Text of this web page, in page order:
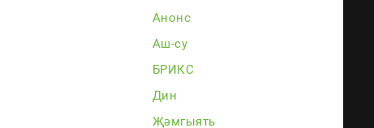
Анонс
Аш-су
БРИКС
Дин
Җәмгыять